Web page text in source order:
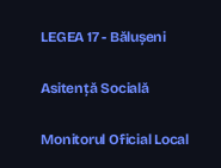
LEGEA 17 - Bălușeni
Asitență Socială
Monitorul Oficial Local